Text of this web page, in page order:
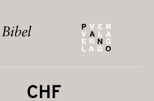
CHF